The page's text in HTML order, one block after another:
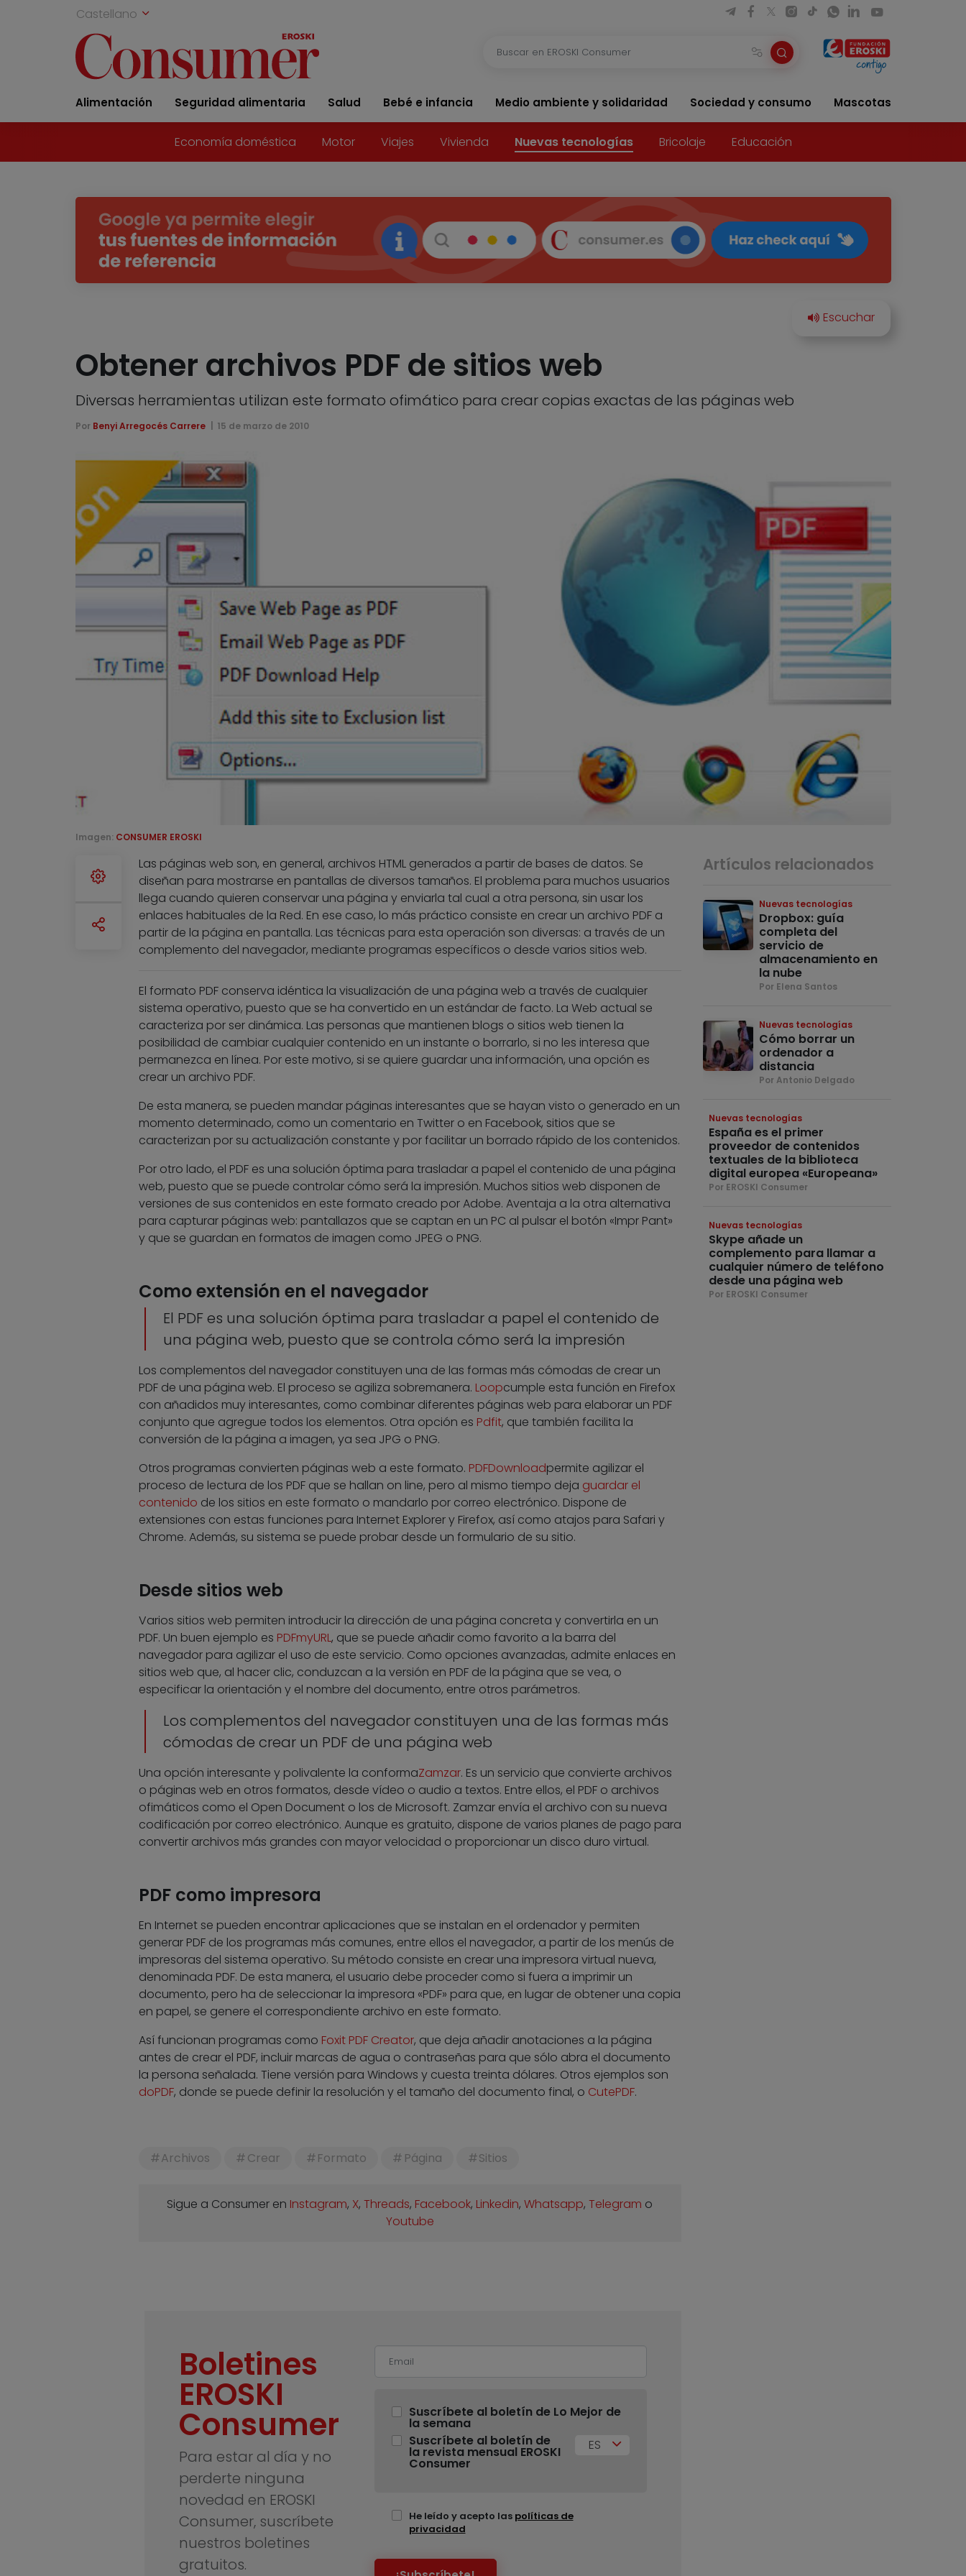
Castellano
Alimentación Seguridad alimentaria Salud Bebé e infancia Medio ambiente y solidaridad Sociedad y consumo Mascotas
Economía doméstica Motor Viajes Vivienda Nuevas tecnologías Bricolaje Educación
Obtener archivos PDF de sitios web
Diversas herramientas utilizan este formato ofimático para crear copias exactas de las páginas web
Por Benyi Arregocés Carrere 15 de marzo de 2010
Imagen: CONSUMER EROSKI
Las páginas web son, en general, archivos HTML generados a partir de bases de datos. Se
diseñan para mostrarse en pantallas de diversos tamaños. El problema para muchos usuarios
llega cuando quieren conservar una página y enviarla tal cual a otra persona, sin usar los
enlaces habituales de la Red. En ese caso, lo más práctico consiste en crear un archivo PDF a
partir de la página en pantalla. Las técnicas para esta operación son diversas: a través de un
complemento del navegador, mediante programas específicos o desde varios sitios web.
El formato PDF conserva idéntica la visualización de una página web a través de cualquier
sistema operativo, puesto que se ha convertido en un estándar de facto. La Web actual se
caracteriza por ser dinámica. Las personas que mantienen blogs o sitios web tienen la
posibilidad de cambiar cualquier contenido en un instante o borrarlo, si no les interesa que
permanezca en línea. Por este motivo, si se quiere guardar una información, una opción es
crear un archivo PDF.
De esta manera, se pueden mandar páginas interesantes que se hayan visto o generado en un
momento determinado, como un comentario en Twitter o en Facebook, sitios que se
caracterizan por su actualización constante y por facilitar un borrado rápido de los contenidos.
Por otro lado, el PDF es una solución óptima para trasladar a papel el contenido de una página
web, puesto que se puede controlar cómo será la impresión. Muchos sitios web disponen de
versiones de sus contenidos en este formato creado por Adobe. Aventaja a la otra alternativa
para capturar páginas web: pantallazos que se captan en un PC al pulsar el botón «Impr Pant»
y que se guardan en formatos de imagen como JPEG o PNG.
Como extensión en el navegador
El PDF es una solución óptima para trasladar a papel el contenido de
una página web, puesto que se controla cómo será la impresión
Los complementos del navegador constituyen una de las formas más cómodas de crear un
PDF de una página web. El proceso se agiliza sobremanera. Loopcumple esta función en Firefox
con añadidos muy interesantes, como combinar diferentes páginas web para elaborar un PDF
conjunto que agregue todos los elementos. Otra opción es Pdfit, que también facilita la
conversión de la página a imagen, ya sea JPG o PNG.
Otros programas convierten páginas web a este formato. PDFDownloadpermite agilizar el
proceso de lectura de los PDF que se hallan on line, pero al mismo tiempo deja guardar el
contenido de los sitios en este formato o mandarlo por correo electrónico. Dispone de
extensiones con estas funciones para Internet Explorer y Firefox, así como atajos para Safari y
Chrome. Además, su sistema se puede probar desde un formulario de su sitio.
Desde sitios web
Varios sitios web permiten introducir la dirección de una página concreta y convertirla en un
PDF. Un buen ejemplo es PDFmyURL, que se puede añadir como favorito a la barra del
navegador para agilizar el uso de este servicio. Como opciones avanzadas, admite enlaces en
sitios web que, al hacer clic, conduzcan a la versión en PDF de la página que se vea, o
especificar la orientación y el nombre del documento, entre otros parámetros.
Los complementos del navegador constituyen una de las formas más
cómodas de crear un PDF de una página web
Una opción interesante y polivalente la conformaZamzar. Es un servicio que convierte archivos
o páginas web en otros formatos, desde vídeo o audio a textos. Entre ellos, el PDF o archivos
ofimáticos como el Open Document o los de Microsoft. Zamzar envía el archivo con su nueva
codificación por correo electrónico. Aunque es gratuito, dispone de varios planes de pago para
convertir archivos más grandes con mayor velocidad o proporcionar un disco duro virtual.
PDF como impresora
En Internet se pueden encontrar aplicaciones que se instalan en el ordenador y permiten
generar PDF de los programas más comunes, entre ellos el navegador, a partir de los menús de
impresoras del sistema operativo. Su método consiste en crear una impresora virtual nueva,
denominada PDF. De esta manera, el usuario debe proceder como si fuera a imprimir un
documento, pero ha de seleccionar la impresora «PDF» para que, en lugar de obtener una copia
en papel, se genere el correspondiente archivo en este formato.
Así funcionan programas como Foxit PDF Creator, que deja añadir anotaciones a la página
antes de crear el PDF, incluir marcas de agua o contraseñas para que sólo abra el documento
la persona señalada. Tiene versión para Windows y cuesta treinta dólares. Otros ejemplos son
doPDF, donde se puede definir la resolución y el tamaño del documento final, o CutePDF.
Archivos Crear Formato Página Sitios
Sigue a Consumer en Instagram, X,Threads, Facebook, Linkedin,Whatsapp,Telegram o
Youtube
Boletines
EROSKI
Consumer
Para estar al día y no
perderte ninguna
novedad en EROSKI
Consumer, suscríbete
nuestros boletines
gratuitos.
Suscríbete al boletín de Lo Mejor de
la semana
Suscríbete al boletín de
la revista mensual EROSKI
Consumer
ES
He leído y acepto las políticas de
privacidad
Artículos relacionados
Nuevas tecnologías
Dropbox: guía
completa del
servicio de
almacenamiento en
la nube
Por Elena Santos
Nuevas tecnologías
Cómo borrar un
ordenador a
distancia
Por Antonio Delgado
Nuevas tecnologías
España es el primer
proveedor de contenidos
textuales de la biblioteca
digital europea «Europeana»
Por EROSKI Consumer
Nuevas tecnologías
Skype añade un
complemento para llamar a
cualquier número de teléfono
desde una página web
Por EROSKI Consumer